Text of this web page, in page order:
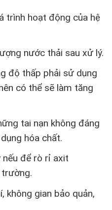
trình hoạt động của hệ
nước thải sau xử lý.
độ thấp phải sử dụng
có thể sẽ làm tăng
tai nạn không đáng
hóa chất.
nếu để rò rỉ axit
không gian bảo quản,